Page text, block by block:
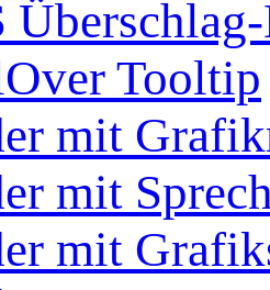
Tooltip
mit
mit
mit